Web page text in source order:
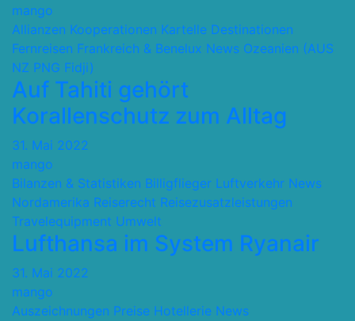
mango
Allianzen Kooperationen Kartelle Destinationen
Fernreisen Frankreich & Benelux News Ozeanien (AUS
NZ PNG Fidji)
Auf Tahiti gehört
Korallenschutz zum Alltag
31. Mai 2022
mango
Bilanzen & Statistiken Billigflieger Luftverkehr News
Nordamerika Reiserecht Reisezusatzleistungen
Travelequipment Umwelt
Lufthansa im System Ryanair
31. Mai 2022
mango
Auszeichnungen Preise Hotellerie News